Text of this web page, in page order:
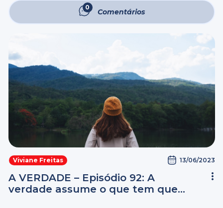
0 Comentários
Viviane Freitas 13/06/2023
A VERDADE – Episódio 92: A
verdade assume o que tem que